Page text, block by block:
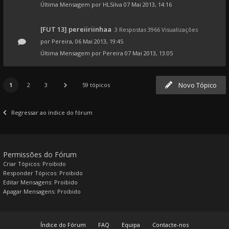
Última Mensagem por HLSilva 07 Mai 2013, 14:16
[FUT 13] pereiiriinhaa 3 Respostas 3966 Visualizações
por Pereira, 06 Mai 2013, 19:45
Última Mensagem por Pereira 07 Mai 2013, 13:05
Novo Tópico
1 2 3 59 tópicos
Regressar ao índice do fórum
Permissões do Fórum
Criar Tópicos: Proibido
Responder Tópicos: Proibido
Editar Mensagens: Proibido
Apagar Mensagens: Proibido
Índice do Fórum FAQ Equipa Contacte-nos